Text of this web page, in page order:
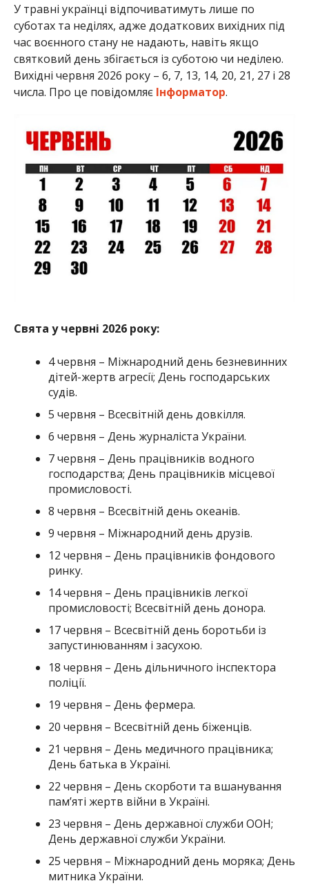
У травні українці відпочиватимуть лише по
суботах та неділях, адже додаткових вихідних під
час воєнного стану не надають, навіть якщо
святковий день збігається із суботою чи неділею.
Вихідні червня 2026 року – 6, 7, 13, 14, 20, 21, 27 і 28
числа. Про це повідомляє Інформатор.
Свята у червні 2026 року:
4 червня – Міжнародний дeнь безневинних
дітей-жертв агресії; День господарських
судів.
5 червня – Всесвітній день довкілля.
6 червня – День журналіста України.
7 червня – День працівників водного
господарства; День працівників місцевої
промисловості.
8 червня – Всесвітній день океанів.
9 червня – Міжнародний день друзів.
12 червня – День працівників фондового
ринку.
14 червня – День працівників легкої
промисловості; Всесвітній день донора.
17 червня – Всесвітній день боротьби iз
запустинюванням і засухою.
18 червня – День дільничного інспектора
поліції.
19 червня – День фермера.
20 червня – Всесвітній день біженців.
21 червня – День медичного працівника;
День батька в Україні.
22 червня – День скорботи тa вшанування
пам’ятi жертв війни в Україні.
23 червня – День державної служби ООН;
День державної служби України.
25 червня – Міжнародний день моряка; День
митника України.